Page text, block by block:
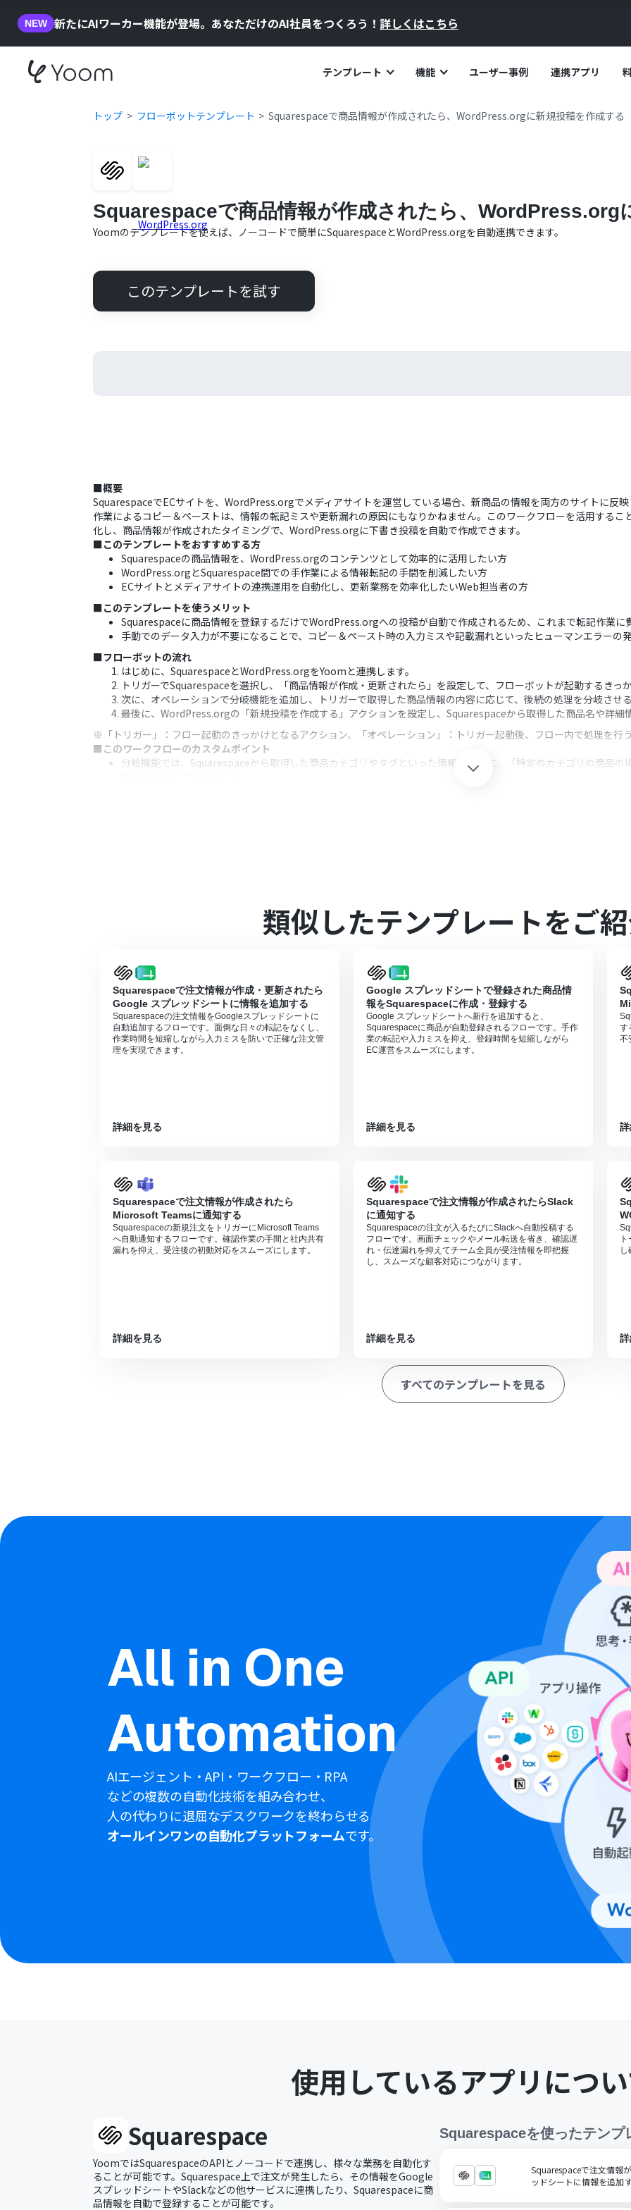
NEW 新たにAIワーカー機能が登場。あなただけのAI社員をつくろう！ 詳しくはこちら
テンプレート 機能 ユーザー事例 連携アプリ
トップ フローボットテンプレート Squarespaceで商品情報が作成されたら、WordPress.orgに新規投稿を作成する
Squarespaceで商品情報が作成されたら、WordPress.org
Yoomのテンプレートを使えば、ノーコードで簡単にSquarespaceとWordPress.orgを自動連携できます。
このテンプレートを試す
■概要
SquarespaceでECサイトを、WordPress.orgでメディアサイトを運営している場合、新商品の情報を両方のサイトに反
作業によるコピー＆ペーストは、情報の転記ミスや更新漏れの原因にもなりかねません。このワークフローを活用する
化し、商品情報が作成されたタイミングで、WordPress.orgに下書き投稿を自動で作成できます。
■このテンプレートをおすすめする方
Squarespaceの商品情報を、WordPress.orgのコンテンツとして効率的に活用したい方
WordPress.orgとSquarespace間での手作業による情報転記の手間を削減したい方
ECサイトとメディアサイトの連携運用を自動化し、更新業務を効率化したいWeb担当者の方
■このテンプレートを使うメリット
Squarespaceに商品情報を登録するだけでWordPress.orgへの投稿が自動で作成されるため、これまで転記作業に
手動でのデータ入力が不要になることで、コピー＆ペースト時の入力ミスや記載漏れといったヒューマンエラーの
■フローボットの流れ
はじめに、SquarespaceとWordPress.orgをYoomと連携します。
トリガーでSquarespaceを選択し、「商品情報が作成・更新されたら」を設定して、フローボットが起動するきっ
次に、オペレーションで分岐機能を追加し、トリガーで取得した商品情報の内容に応じて、後続の処理を分岐させ
最後に、WordPress.orgの「新規投稿を作成する」アクションを設定し、Squarespaceから取得した商品名や詳細
※「トリガー」：フロー起動のきっかけとなるアクション、「オペレーション」：トリガー起動後、フロー内で処理を行
■このワークフローのカスタムポイント
分岐機能では、Squarespaceから取得した商品カテゴリやタグといった情報をもとに、「特定のカテゴリの商品
ミニプランなどの有料プランは、2週間の無料トライアルを行うことが可能です。無料トライアル中には制限対象
類似したテンプレートをご
Squarespaceで注文情報が作成・更新されたら
Google スプレッドシートに情報を追加する
Squarespaceの注文情報をGoogleスプレッドシートに
自動追加するフローです。面倒な日々の転記をなくし、
作業時間を短縮しながら入力ミスを防いで正確な注文管
理を実現できます。
詳細を見る
Google スプレッドシートで登録された商品情
報をSquarespaceに作成・登録する
Google スプレッドシートへ新行を追加すると、
Squarespaceに商品が自動登録されるフローです。手作
業の転記や入力ミスを抑え、登録時間を短縮しながら
EC運営をスムーズにします。
詳細を見る
す
不
Squarespaceで注文情報が作成されたら
Microsoft Teamsに通知する
Squarespaceの新規注文をトリガーにMicrosoft Teams
へ自動通知するフローです。確認作業の手間と社内共有
漏れを抑え、受注後の初動対応をスムーズにします。
詳細を見る
Squarespaceで注文情報が作成されたらSlack
に通知する
Squarespaceの注文が入るたびにSlackへ自動投稿する
フローです。画面チェックやメール転送を省き、確認遅
れ・伝達漏れを抑えてチーム全員が受注情報を即把握
し、スムーズな顧客対応につながります。
詳細を見る
すべてのテンプレートを見る
All in One
Automation
AIエージェント・API・ワークフロー・RPA
などの複数の自動化技術を組み合わせ、
人の代わりに退屈なデスクワークを終わらせる
オールインワンの自動化プラットフォームです。
使用しているアプリにつ
Squarespace
YoomではSquarespaceのAPIとノーコードで連携し、様々な業務を自動化す
ることが可能です。Squarespace上で注文が発生したら、その情報をGoogle
スプレッドシートやSlackなどの他サービスに連携したり、Squarespaceに商
品情報を自動で登録することが可能です。
Squarespaceを使ったテンプ
Squarespaceで注文情報
ッドシートに情報を追加